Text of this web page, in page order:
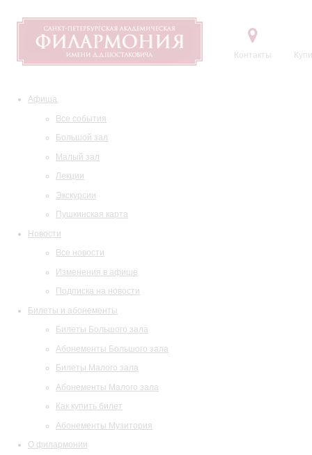
Контакты
Афиша
Все события
Большой зал
Малый зал
Лекции
Экскурсии
Пушкинская карта
Новости
Все новости
Изменения в афише
Подписка на новости
Билеты и абонементы
Билеты Большого зала
Абонементы Большого зала
Билеты Малого зала
Абонементы Малого зала
Как купить билет
Абонементы Музитория
О филармонии